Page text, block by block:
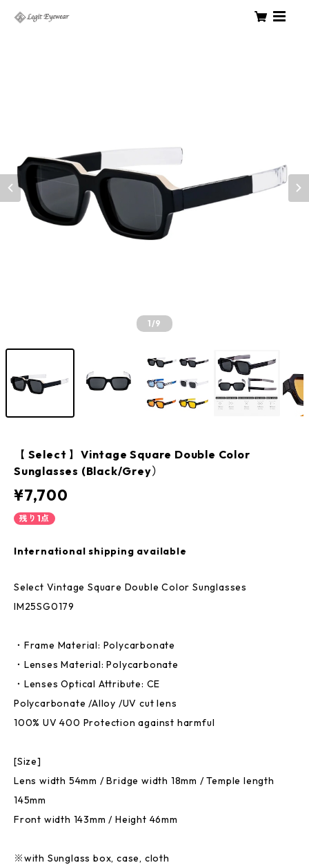
1/9
【 Select 】Vintage Square Double Color
Sunglasses (Black/Grey）
¥7,700
残り1点
International shipping available
Select Vintage Square Double Color Sunglasses
IM25SG0179
・Frame Material: Polycarbonate
・Lenses Material: Polycarbonate
・Lenses Optical Attribute: CE
Polycarbonate /Alloy /UV cut lens
100% UV 400 Protection against harmful
[Size]
Lens width 54mm / Bridge width 18mm / Temple length
145mm
Front width 143mm / Height 46mm
※with Sunglass box, case, cloth